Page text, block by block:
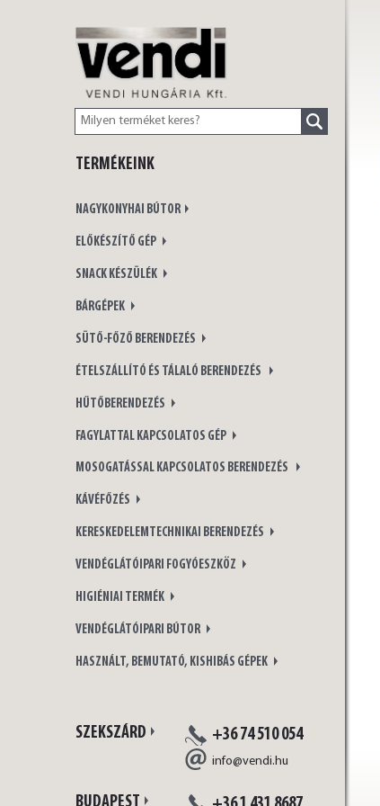
TERMÉKEINK
NAGYKONYHAI BÚTOR
ELŐKÉSZÍTŐ GÉP
SNACK KÉSZÜLÉK
BÁRGÉPEK
SÜTŐ-FŐZŐ BERENDEZÉS
ÉTELSZÁLLÍTÓ ÉS TÁLALÓ BERENDEZÉS
HŰTŐBERENDEZÉS
FAGYLATTAL KAPCSOLATOS GÉP
MOSOGATÁSSAL KAPCSOLATOS BERENDEZÉS
KÁVÉFŐZÉS
KERESKEDELEMTECHNIKAI BERENDEZÉS
VENDÉGLÁTÓIPARI FOGYÓESZKÖZ
HIGIÉNIAI TERMÉK
VENDÉGLÁTÓIPARI BÚTOR
HASZNÁLT, BEMUTATÓ, KISHIBÁS GÉPEK
SZEKSZÁRD +36 74 510 054
info@vendi.hu
BUDAPEST